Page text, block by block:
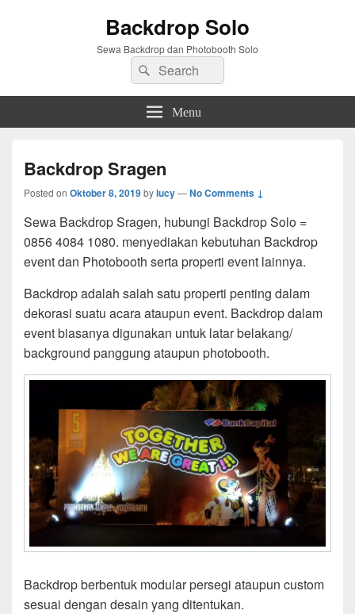
Backdrop Solo
Sewa Backdrop dan Photobooth Solo
Search
for:
Search
Menu
Backdrop Sragen
Posted on Oktober 8, 2019bylucy—No Comments ↓
Sewa Backdrop Sragen, hubungi Backdrop Solo =
0856 4084 1080. menyediakan kebutuhan Backdrop
event dan Photobooth serta properti event lainnya.
Backdrop adalah salah satu properti penting dalam
dekorasi suatu acara ataupun event. Backdrop dalam
event biasanya digunakan untuk latar belakang/
background panggung ataupun photobooth.
Backdrop berbentuk modular persegi ataupun custom
sesuai dengan desain yang ditentukan.